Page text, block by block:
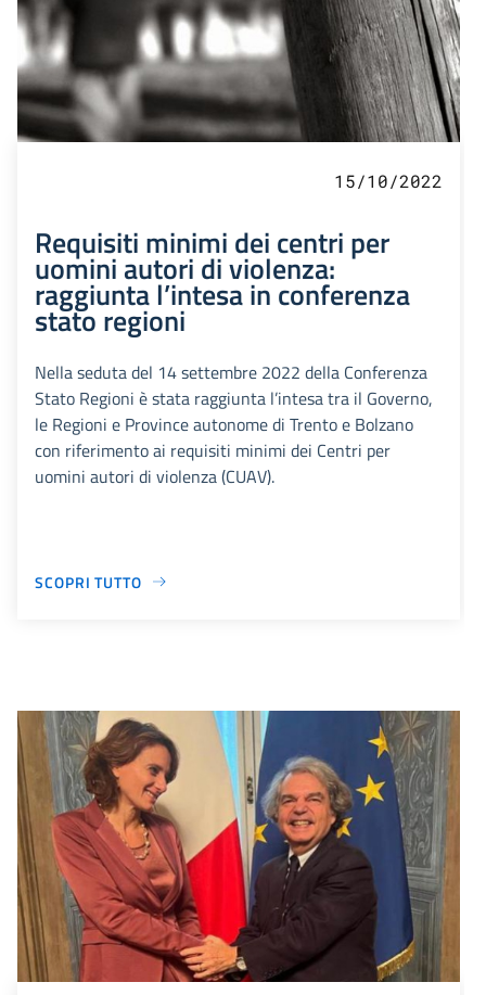
15/10/2022
Requisiti minimi dei centri per
uomini autori di violenza:
raggiunta l’intesa in conferenza
stato regioni
Nella seduta del 14 settembre 2022 della Conferenza
Stato Regioni è stata raggiunta l’intesa tra il Governo,
le Regioni e Province autonome di Trento e Bolzano
con riferimento ai requisiti minimi dei Centri per
uomini autori di violenza (CUAV).
SCOPRI TUTTO